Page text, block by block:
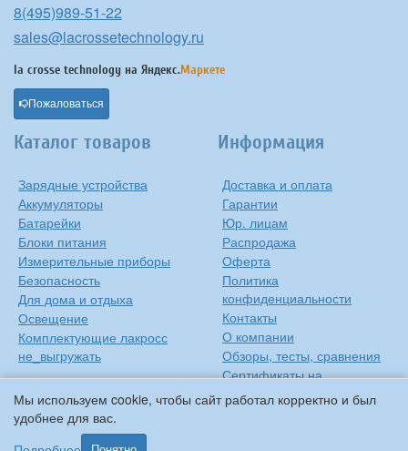
Мы используем cookie, чтобы сайт работал корректно и был
удобнее для вас.
8(495)989-51-22
sales@lacrossetechnology.ru
la crosse technology на Яндекс.Маркете
Пожаловаться
Каталог товаров
Зарядные устройства
Аккумуляторы
Батарейки
Блоки питания
Измерительные приборы
Безопасность
Для дома и отдыха
Освещение
Комплектующие лакросс
не_выгружать
Информация
Доставка и оплата
Гарантии
Юр. лицам
Распродажа
Оферта
Политика
конфиденциальности
Контакты
О компании
Обзоры, тесты, сравнения
Сертификаты на
продукцию
Инструкции на русском